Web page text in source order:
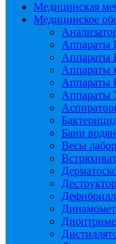
Медицинская
Медицинское
Аппараты
Аппараты
Аппараты
Аппараты
Аппараты
Бани
Весы